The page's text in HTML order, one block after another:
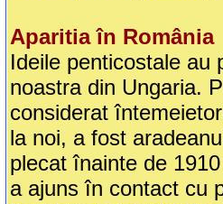
Aparitia în România
Ideile penticostale au
noastra din Ungaria.
considerat
la noi, a fost
plecat înainte de
a ajuns în contact cu